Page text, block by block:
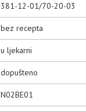
381-12-01/70-20-03
bez recepta
u ljekarni
dopušteno
N02BE01